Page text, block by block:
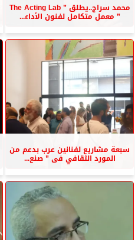
محمد سراج..يطلق ” The Acting Lab
” معمل متكامل لفنون الأداء...
سبعة مشاريع لفنانين عرب بدعم من
المورد الثقافي فى ” صنع...